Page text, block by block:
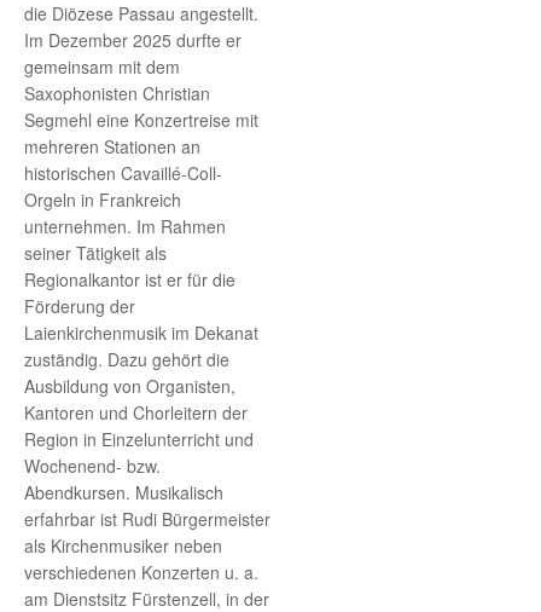
die Diözese Passau angestellt.
Im Dezember 2025 durfte er
gemeinsam mit dem
Saxophonisten Christian
Segmehl eine Konzertreise mit
mehreren Stationen an
historischen Cavaillé-Coll-
Orgeln in Frankreich
unternehmen. Im Rahmen
seiner Tätigkeit als
Regionalkantor ist er für die
Förderung der
Laienkirchenmusik im Dekanat
zuständig. Dazu gehört die
Ausbildung von Organisten,
Kantoren und Chorleitern der
Region in Einzelunterricht und
Wochenend- bzw.
Abendkursen. Musikalisch
erfahrbar ist Rudi Bürgermeister
als Kirchenmusiker neben
verschiedenen Konzerten u. a.
am Dienstsitz Fürstenzell, in der